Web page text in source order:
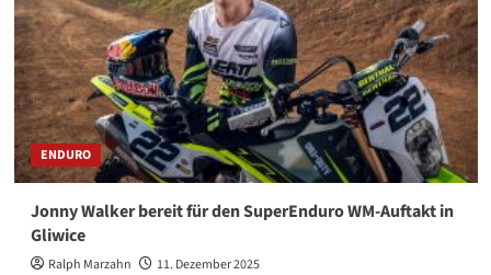
Austin
Forkner
in
der
450er
Klasse
ENDURO
Jonny Walker bereit für den SuperEnduro WM-Auftakt in
Gliwice
Ralph Marzahn 11. Dezember 2025